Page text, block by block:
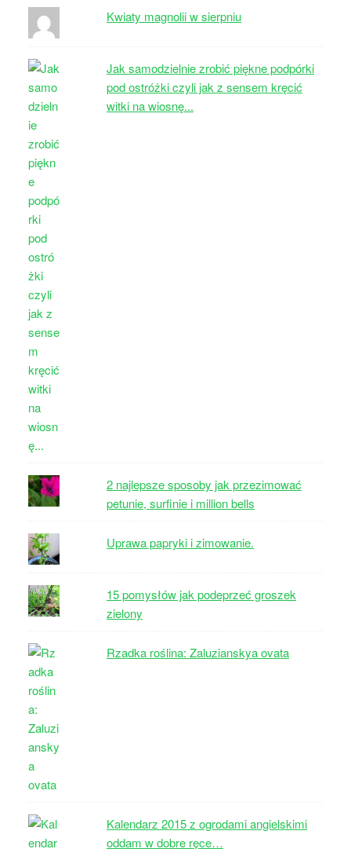
Kwiaty magnolii w sierpniu
Jak samodzielnie zrobić piękne podpórki
pod ostróżki czyli jak z sensem kręcić
witki na wiosnę...
2 najlepsze sposoby jak przezimować
petunie, surfinie i million bells
Uprawa papryki i zimowanie.
15 pomysłów jak podeprzeć groszek
zielony
Rzadka roślina: Zaluzianskya ovata
Kalendarz 2015 z ogrodami angielskimi
oddam w dobre ręce…